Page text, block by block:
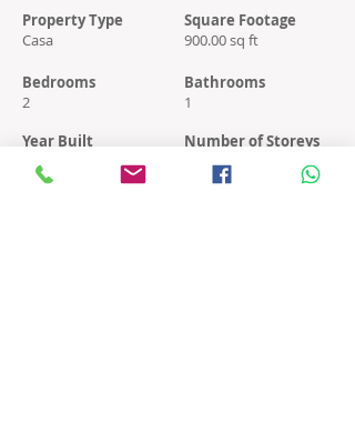
Property Type
Casa
Bedrooms
2
Year Built
2000
Square Footage
900.00 sq ft
Bathrooms
1
Number of Storeys